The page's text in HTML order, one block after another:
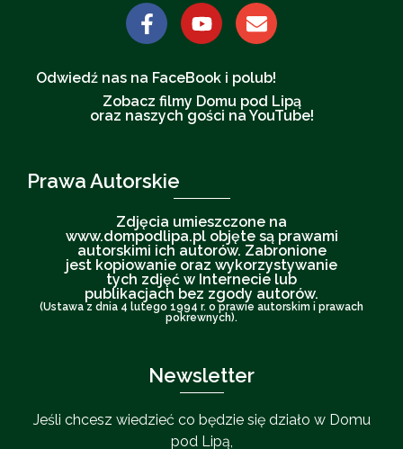
Odwiedź nas na FaceBook i polub!
Zobacz filmy Domu pod Lipą
oraz naszych gości na YouTube!
Prawa Autorskie
Zdjęcia umieszczone na
www.dompodlipa.pl objęte są prawami
autorskimi ich autorów. Zabronione
jest kopiowanie oraz wykorzystywanie
tych zdjęć w Internecie lub
publikacjach bez zgody autorów.
(Ustawa z dnia 4 lutego 1994 r. o prawie autorskim i prawach
pokrewnych).
Newsletter
Jeśli chcesz wiedzieć co będzie się działo w Domu
pod Lipą,